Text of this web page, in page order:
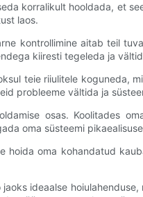
korralikult hooldada, et
laos.
kontrollimine aitab teil
kiiresti tegeleda ja
teie riiulitele koguneda,
probleeme vältida ja
osas. Koolitades
oma süsteemi
oma kohandatud
ideaalse